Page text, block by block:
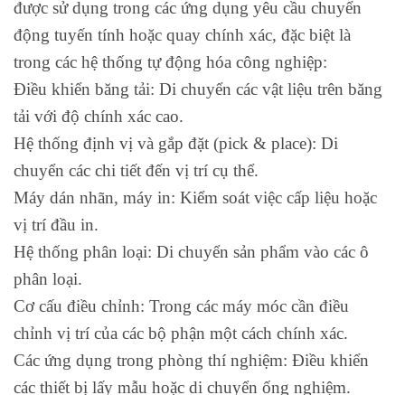
được sử dụng trong các ứng dụng yêu cầu chuyển
động tuyến tính hoặc quay chính xác, đặc biệt là
trong các hệ thống tự động hóa công nghiệp:
Điều khiển băng tải: Di chuyển các vật liệu trên băng
tải với độ chính xác cao.
Hệ thống định vị và gắp đặt (pick & place): Di
chuyển các chi tiết đến vị trí cụ thể.
Máy dán nhãn, máy in: Kiểm soát việc cấp liệu hoặc
vị trí đầu in.
Hệ thống phân loại: Di chuyển sản phẩm vào các ô
phân loại.
Cơ cấu điều chỉnh: Trong các máy móc cần điều
chỉnh vị trí của các bộ phận một cách chính xác.
Các ứng dụng trong phòng thí nghiệm: Điều khiển
các thiết bị lấy mẫu hoặc di chuyển ống nghiệm.